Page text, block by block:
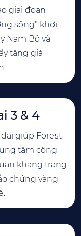
giai đoạn
sống" khơi
Nam Bộ và
tăng giá
3 & 4
giúp Forest
tâm công
khang trang
chứng vàng